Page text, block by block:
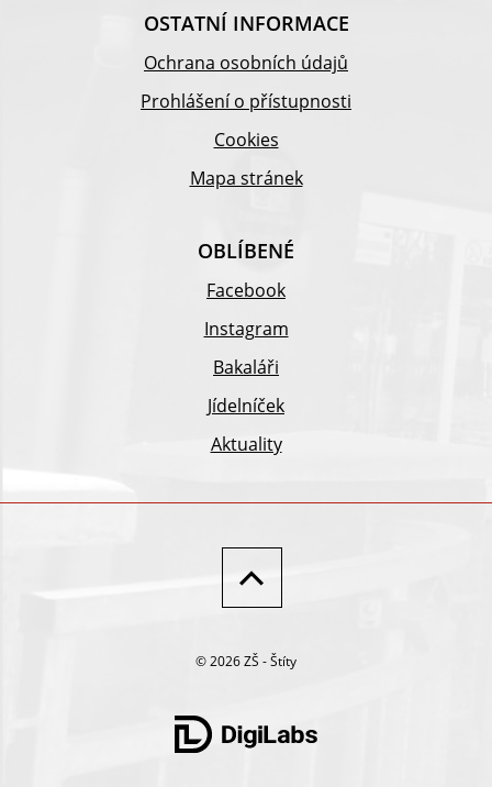
OSTATNÍ INFORMACE
Ochrana osobních údajů
Prohlášení o přístupnosti
Cookies
Mapa stránek
OBLÍBENÉ
Facebook
Instagram
Bakaláři
Jídelníček
Aktuality
© 2026 ZŠ - Štíty